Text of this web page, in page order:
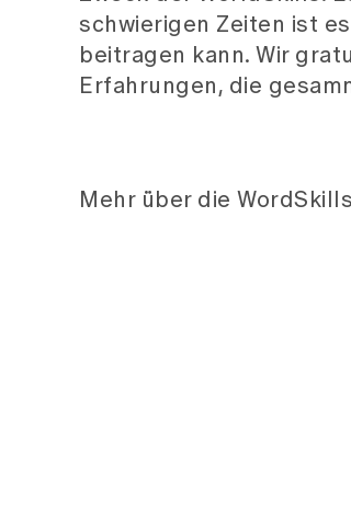
schwierigen Zeiten ist
beitragen kann. Wir
Erfahrungen, die
Mehr über die